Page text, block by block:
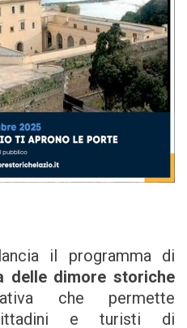
il programma di
delle dimore storiche
che permette
e turisti di